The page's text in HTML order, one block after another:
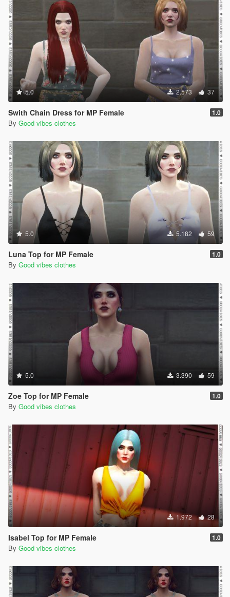
5.0 2.573 37
Swith Chain Dress for MP Female 1.0
By Good vibes clothes
5.0 5.182 59
Luna Top for MP Female 1.0
By Good vibes clothes
5.0 3.390 59
Zoe Top for MP Female 1.0
By Good vibes clothes
1.972 28
Isabel Top for MP Female 1.0
By Good vibes clothes